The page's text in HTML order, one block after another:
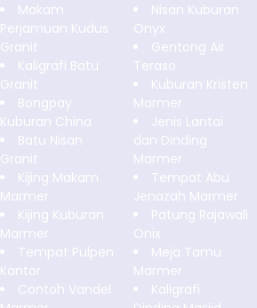
Makam
Perjamuan Kudus
Granit
Kaligrafi Batu
Granit
Bongpay
Kuburan China
Batu Nisan
Granit
Kijing Makam
Marmer
Kijing Kuburan
Marmer
Tempat Pulpen
Kantor
Contoh Vandel
Nisan Kuburan
Onyx
Gentong Air
Teraso
Kuburan Kristen
Marmer
Jenis Lantai
dan Dinding
Marmer
Tempat Abu
Jenazah Marmer
Patung Rajawali
Onix
Meja Tamu
Marmer
Kaligrafi